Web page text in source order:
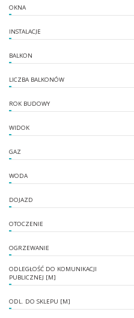
OKNA
INSTALACJE
BALKON
LICZBA BALKONÓW
ROK BUDOWY
WIDOK
GAZ
WODA
DOJAZD
OTOCZENIE
OGRZEWANIE
ODLEGŁOŚĆ DO KOMUNIKACJI
PUBLICZNEJ [M]
ODL. DO SKLEPU [M]